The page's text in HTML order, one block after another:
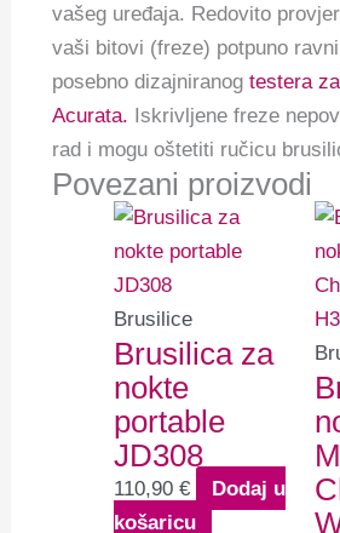
vašeg uređaja. Redovito
vaši bitovi (freze) potpuno
posebno dizajniranogtestera
Acurata. Iskrivljene freze
rad i mogu oštetiti ručicu
Povezani proizvodi
Brusilice
Brusilica za
nokte
portable
JD308
110,90€
Dodaj u
košaricu